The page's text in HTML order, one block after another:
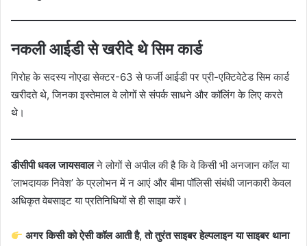
नकली आईडी से खरीदे थे सिम कार्ड
गिरोह के सदस्य नोएडा सेक्टर-63 से फर्जी आईडी पर प्री-एक्टिवेटेड सिम कार्ड
खरीदते थे, जिनका इस्तेमाल वे लोगों से संपर्क साधने और कॉलिंग के लिए करते
थे।
डीसीपी धवल जायसवालने लोगों से अपील की है कि वे किसी भी अनजान कॉल या
‘लाभदायक निवेश’ के प्रलोभन में न आएं और बीमा पॉलिसी संबंधी जानकारी केवल
अधिकृत वेबसाइट या प्रतिनिधियों से ही साझा करें।
अगर किसी को ऐसी कॉल आती है, तो तुरंत साइबर हेल्पलाइन या साइबर थाना